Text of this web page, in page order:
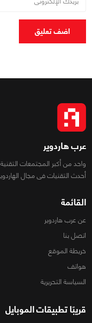
اضف تعليق
عرب هاردوير
واحد من أكبر المجتمعات
أحدث التقنيات فى مجال
القائمة
عن عرب هاردوير
اتصل بنا
خريطة الموقع
هواتف
السياسة التحريرية
قريبًا تطبيقات الموبايل